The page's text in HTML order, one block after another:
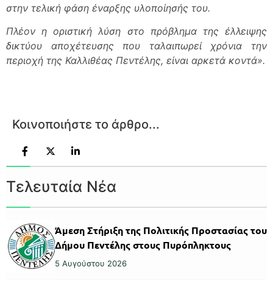
στην τελική φάση έναρξης υλοποίησής του.
Πλέον η οριστική λύση στο πρόβλημα της έλλειψης
δικτύου αποχέτευσης που ταλαιπωρεί χρόνια την
περιοχή της Καλλιθέας Πεντέλης, είναι αρκετά κοντά».
Κοινοποιήστε το άρθρο...
Τελευταία Νέα
Άμεση Στήριξη της Πολιτικής Προστασίας του
Δήμου Πεντέλης στους Πυρόπληκτους
5 Αυγούστου 2026